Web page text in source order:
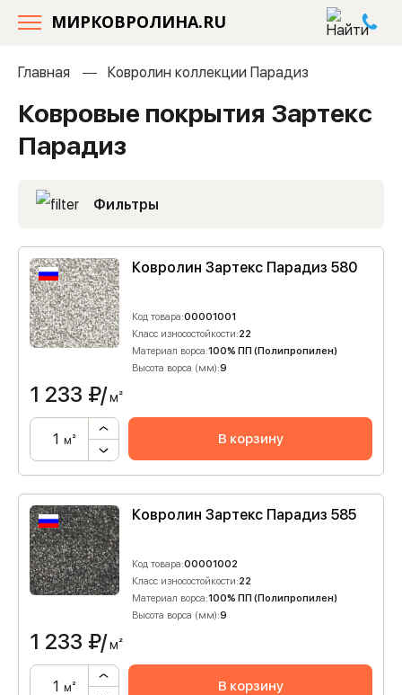
МИРКОВРОЛИНА.RU
Главная Ковролин коллекции Парадиз
Ковровые покрытия Зартекс
Парадиз
Фильтры
Ковролин Зартекс Парадиз 580
Код товара:00001001
Класс износостойкости:22
Материал ворса:100% ПП (Полипропилен)
Высота ворса (мм):9
1 233 ₽/м²
м² В корзину
Ковролин Зартекс Парадиз 585
Код товара:00001002
Класс износостойкости:22
Материал ворса:100% ПП (Полипропилен)
Высота ворса (мм):9
1 233 ₽/м²
м² В корзину